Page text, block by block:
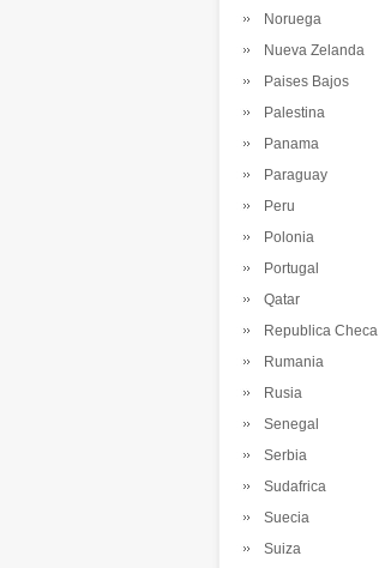
Noruega
Nueva Zelanda
Paises Bajos
Palestina
Panama
Paraguay
Peru
Polonia
Portugal
Qatar
Republica Checa
Rumania
Rusia
Senegal
Serbia
Sudafrica
Suecia
Suiza